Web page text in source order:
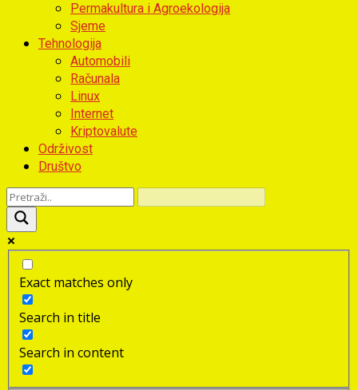
Permakultura i Agroekologija
Sjeme
Tehnologija
Automobili
Računala
Linux
Internet
Kriptovalute
Održivost
Društvo
Exact matches only
Search in title
Search in content